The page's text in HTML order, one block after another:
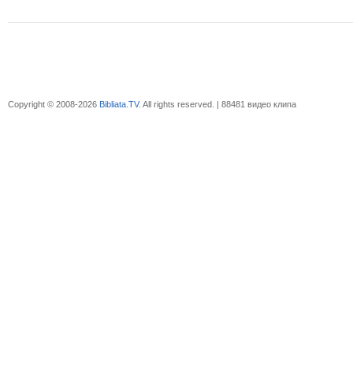
Copyright © 2008-2026 Bibliata.TV. All rights reserved. | 88481 видео клипа